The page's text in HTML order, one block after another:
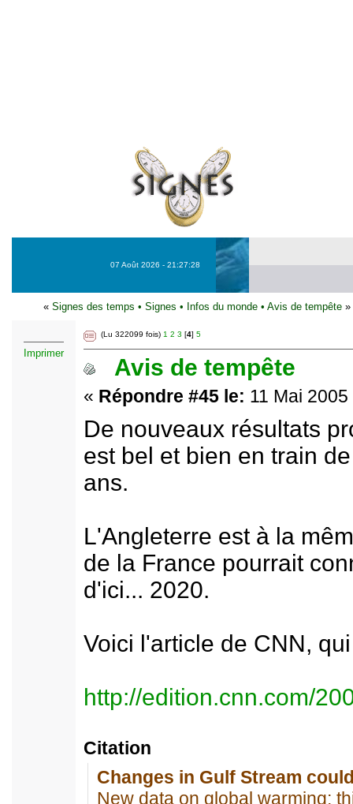
07 Août 2026 - 21:27:28
« Signes des temps • Signes • Infos du monde • Avis de tempête »
Imprimer
(Lu 322099 fois) 1 2 3 [4] 5
Avis de tempête
« Répondre #45 le: 11 Mai
De nouveaux résultats
est bel et bien en train
ans.
L'Angleterre est à la
de la France pourrait
d'ici... 2020.
Voici l'article de CNN,
http://edition.cnn.com/
Citation
Changes in Gulf Stream
New data on global warming;